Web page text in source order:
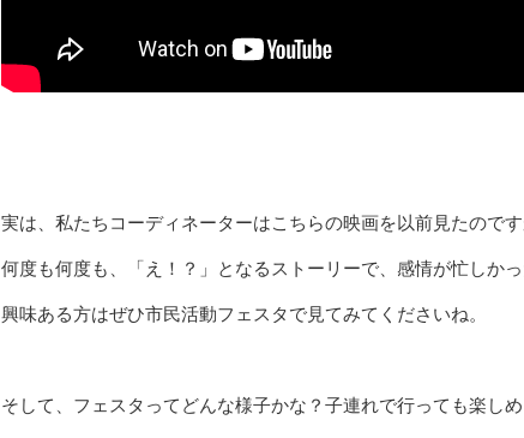
実は、私たちコーディネーターはこちらの映画を以前見たので
何度も何度も、「え！？」となるストーリーで、感情が忙しかっ
興味ある方はぜひ市民活動フェスタで見てみてくださいね。
そして、フェスタってどんな様子かな？子連れで行っても楽しめ